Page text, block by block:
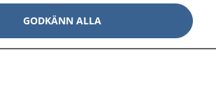
GODKÄNN ALLA